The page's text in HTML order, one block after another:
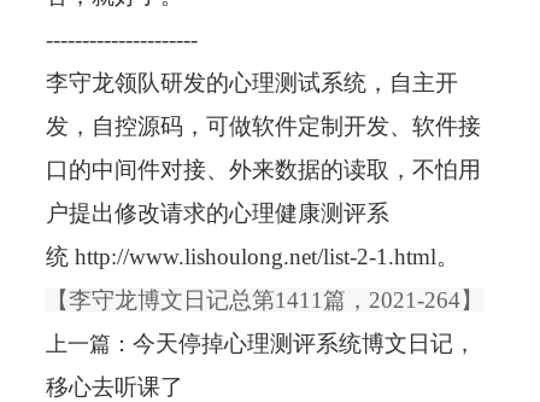
---------------------
李守龙领队研发的心理测试系统，自主开
发，自控源码，可做软件定制开发、软件接
口的中间件对接、外来数据的读取，不怕用
户提出修改请求的心理健康测评系
统 http://www.lishoulong.net/list-2-1.html。
【李守龙博文日记总第1411篇，2021-264】
上一篇： 今天停掉心理测评系统博文日记，
移心去听课了